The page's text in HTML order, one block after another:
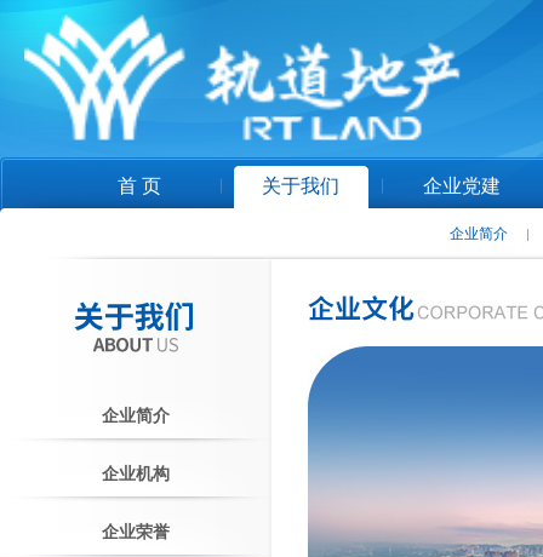
首 页 关于我们 企业党建
企业简介
企业简介
企业机构
企业荣誉